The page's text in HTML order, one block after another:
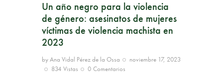
Un año negro para la violencia
de género: asesinatos de mujeres
víctimas de violencia machista en
2023
byAna Vidal Pérez de la Ossa
noviembre 17, 2023
834 Vistas 0 Comentarios